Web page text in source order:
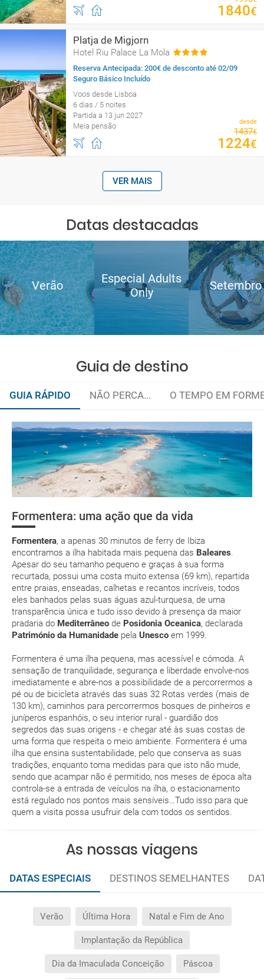
1840€
Platja de Migjorn
Hotel Riu Palace La Mola
Reserva Antecipada: 200€ de desconto até 02/09
Seguro Básico Incluído
Voos desde Lisboa
6 dias / 5 noites
Partida a 13 jun 2027
Meia pensão
desde
1437€
1224€
VER MAIS
Datas destacadas
Verão
Especial Adults
Only
Setembro
Guia de destino
GUIA RÁPIDO NÃO PERCA... O TEMPO EM
Formentera: uma ação que da vida
Formentera, a apenas 30 minutos de ferry de Ibiza
encontramos a ilha habitada mais pequena das Baleares
Apesar do seu tamanho pequeno e graças à sua forma
recurtada, possui uma costa muito extensa (69 km), repartida
entre praias, enseadas, calhetas e recantos incríveis, todos
eles banhados pelas suas águas azul-turquesa, de uma
transparência única e tudo isso devido à presença da maior
pradaria do Mediterrâneo de Posidonia Oceanica, declarada
Património da Humanidade pela Unesco em 1999.
Formentera é uma ilha pequena, mas acessível e cómoda. A
sensação de tranquilidade, segurança e liberdade envolve-nos
imediatamente e abre-nos a possibilidade de a percorrermos a
pé ou de bicicleta através das suas 32 Rotas verdes (mais de
130 km), caminhos para percorrermos bosques de pinheiros e
juníperos espanhóis, o seu interior rural - guardião dos
segredos das suas origens - e chegar até às suas costas de
uma forma que respeita o meio ambiente. Formentera é uma
ilha que ensina sustentabilidade, pelo que conserva as suas
tradições, enquanto toma medidas para que isto não mude,
sendo que acampar não é permitido, nos meses de época alta
controla-se a entrada de veículos na ilha, o estacionamento
está regulado nos pontos mais sensíveis…Tudo isso para que
quem a visita possa usufruir dela com todos os sentidos.
Playa de Illetes
Apadrinha a
O clima característico da ilha é tipicamente mediterrâneo,
podendo abranger a variedade de clima quente e a sub-
variedade Levantino-Baleares, sendo Formentera a ilha com o
clima mais quente e menos chuvoso de todas as Ilhas
Baleares. A temperatura média anual é de 18,6ºC e possui
cerca de 3.000 horas de sol por ano. O clima é caracterizado
por verões secos, invernos amenos e pouca chuva. A ilha na
primavera e no outono oferece seu melhor aspecto para
desfrutar de sua luz magnífica e cores incríveis.
No verão e com temperaturas mais altas, recomenda-se
beber mais líquidos e se proteger do sol nas horas de
maior intensidade.
O clima em Formentera é ameno ao longo do ano. Em
julho e agosto o calor é mais intenso e a ilha está mais
cheia.
JAN
15.5 °C
8.1 °C
FEV
16 °C
8.4 °C
MAR
17.2 °C
9.3 °C
19 °C
10.9 °C
Eles apostam no turismo sustentável
Cálculo da pegada de carbono
Organize sua viagem
Como chegar?
Assistência sanitária
Moeda e aduanas
e-mail
deverá imprimi-la
low cost
suplemento extra
pacote de
férias
Posso cancelar ou modificar a reserva da viagem?
cancelamento ou modificação da viagem?
Que validade deve ter o meu passaporte para viajar
para...?
Com quanta antecedência tenho de estar no
aeroporto?
Como posso reservar uma viagem de pacote de
férias no site?
Como sei se há lugares disponíveis na viagem que
quero reservar?
Se tenho os transfers incluídos, onde me devo
A minha reserva inclui algum seguro de viagem?
As nossas viagens
DATAS ESPECIAIS DESTINOS SEMELHANTES
Verão Última Hora Natal e Fim de Ano
Implantação da República
Dia da Imaculada Conceição Páscoa